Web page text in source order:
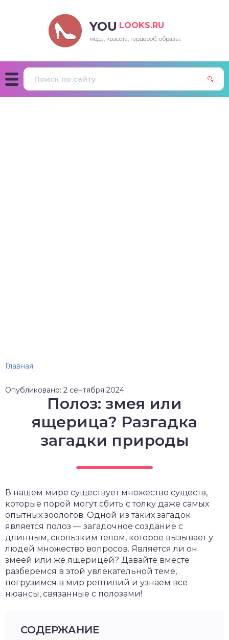
YOU LOOKS.RU
мода, красота, гардероб, образы.
Главная
Опубликовано: 2 сентября 2024
Полоз: змея или
ящерица? Разгадка
загадки природы
В нашем мире существует множество существ,
которые порой могут сбить с толку даже самых
опытных зоологов. Одной из таких загадок
является полоз — загадочное создание с
длинным, скользким телом, которое вызывает у
людей множество вопросов. Является ли он
змеей или же ящерицей? Давайте вместе
разберемся в этой увлекательной теме,
погрузимся в мир рептилий и узнаем все
нюансы, связанные с полозами!
СОДЕРЖАНИЕ